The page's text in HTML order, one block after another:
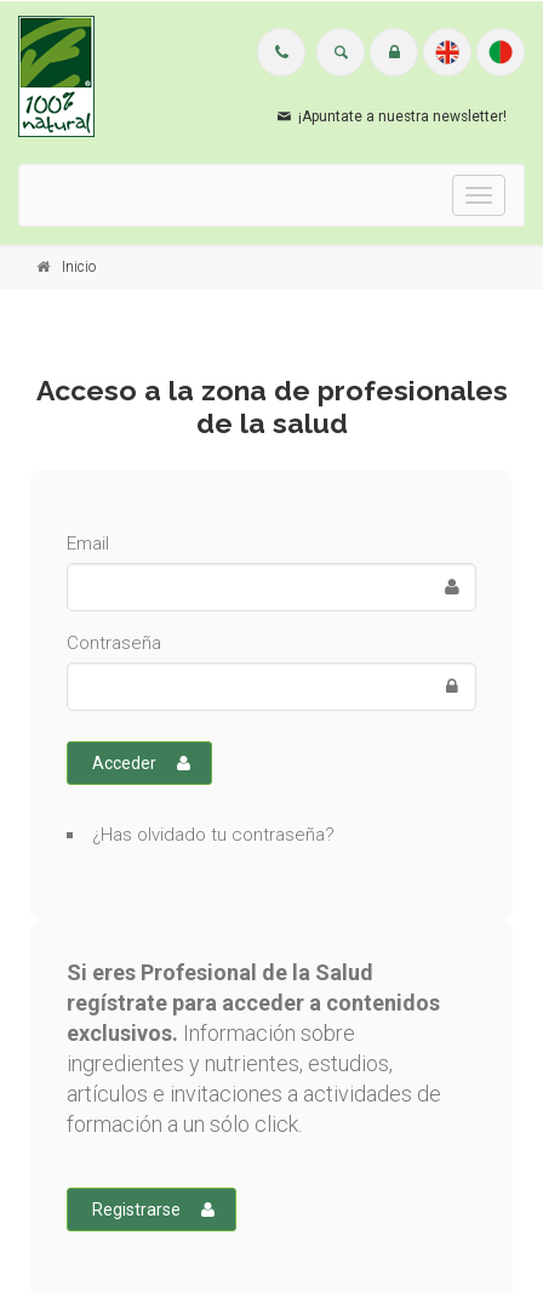
¡Apuntate a nuestra newsletter!
Menu
Inicio
Acceso a la zona de profesionales
de la salud
Email
Contraseña
Acceder
¿Has olvidado tu contraseña?
Si eres Profesional de la Salud
regístrate para acceder a contenidos
exclusivos. Información sobre
ingredientes y nutrientes, estudios,
artículos e invitaciones a actividades de
formación a un sólo click.
Registrarse